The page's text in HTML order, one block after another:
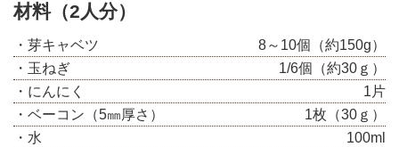
材料（2人分）
・芽キャベツ
8～10個（約150g）
・玉ねぎ
1/6個（約30ｇ）
・にんにく
1片
・ベーコン（5㎜厚さ）
1枚（30ｇ）
・水
100ml